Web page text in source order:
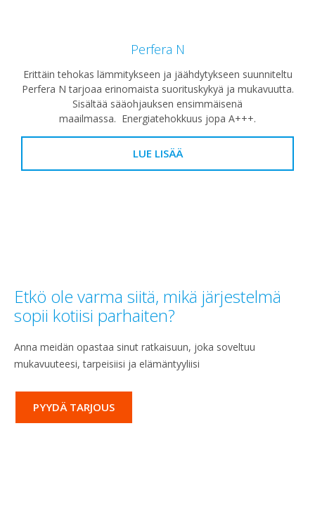
Perfera N
Erittäin tehokas lämmitykseen ja jäähdytykseen suunniteltu
Perfera N tarjoaa erinomaista suorituskykyä ja mukavuutta.
Sisältää sääohjauksen ensimmäisenä
maailmassa. Energiatehokkuus jopa A+++.
LUE LISÄÄ
Etkö ole varma siitä, mikä järjestelmä
sopii kotiisi parhaiten?
Anna meidän opastaa sinut ratkaisuun, joka soveltuu
mukavuuteesi, tarpeisiisi ja elämäntyyliisi
PYYDÄ TARJOUS